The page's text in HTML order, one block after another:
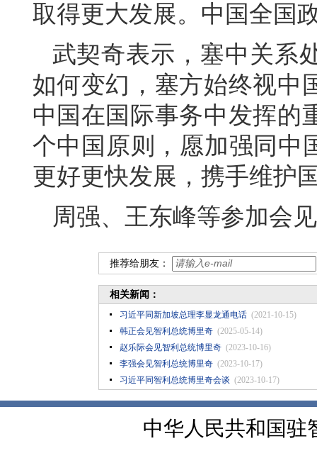
取得更大发展。中国全国
武契奇表示，塞中关系
如何变幻，塞方始终视中
中国在国际事务中发挥的
个中国原则，愿加强同中
更好更快发展，携手维护
周强、王东峰等参加会
推荐给朋友：
相关新闻：
习近平同新加坡总理李显龙通电话 (2021-10-15)
韩正会见智利总统博里奇 (2025-05-14)
赵乐际会见智利总统博里奇 (2023-10-16)
李强会见智利总统博里奇 (2023-10-17)
习近平同智利总统博里奇会谈 (2023-10-17)
中华人民共和国驻